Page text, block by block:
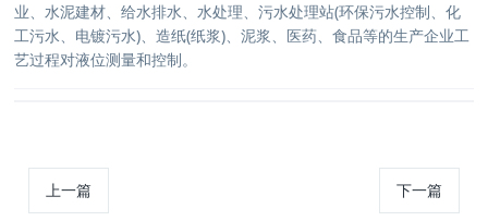
业、水泥建材、给水排水、水处理、污水处理站(环保污水控制、化
工污水、电镀污水)、造纸(纸浆)、泥浆、医药、食品等的生产企业工
艺过程对液位测量和控制。
上一篇 下一篇